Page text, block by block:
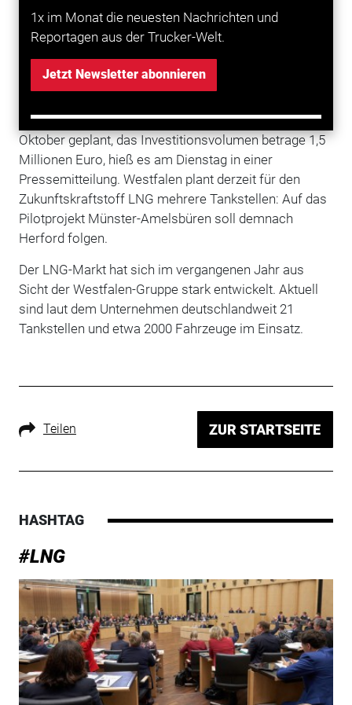
1x im Monat die neuesten Nachrichten und
Reportagen aus der Trucker-Welt.
Jetzt Newsletter abonnieren
Die Westfalen-Gruppe startet demnächst mit dem Bau
ihrer ersten Lkw-Tankstelle für Flüssigerdgas (LNG).
Die geplante Station befindet sich nach
Unternehmensangaben auf dem Gelände der
Hansa-Businesspark. Die Inbetriebnahme sei für
Oktober geplant, das Investitionsvolumen betrage 1,5
Millionen Euro, hieß es am Dienstag in einer
Pressemitteilung. Westfalen plant derzeit für den
Zukunftskraftstoff LNG mehrere Tankstellen: Auf das
Pilotprojekt Münster-Amelsbüren soll demnach
Herford folgen.
Der LNG-Markt hat sich im vergangenen Jahr aus
Sicht der Westfalen-Gruppe stark entwickelt. Aktuell
sind laut dem Unternehmen deutschlandweit 21
Tankstellen und etwa 2000 Fahrzeuge im Einsatz.
Teilen ZUR STARTSEITE
HASHTAG
#LNG